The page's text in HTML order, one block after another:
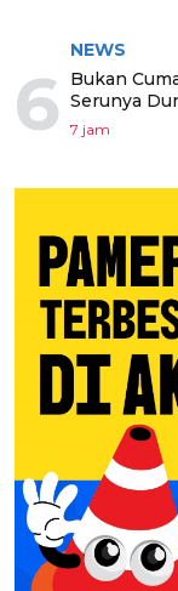
6
NEWS
Bukan
Serunya
7 jam